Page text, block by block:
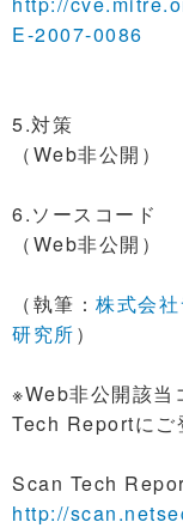
E-2007-0086
5.対策
（Web非公開）
6.ソースコード
（Web非公開）
（執筆： 株式会
研究所）
※Web非公開該当
Tech Reportにご
Scan Tech
http://